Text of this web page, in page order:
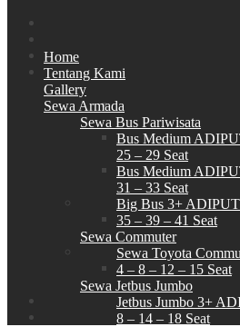
Home
Tentang Kami
Gallery
Sewa Armada
Sewa Bus Pariwisata
Bus Medium
25 – 29 Seat
Bus Medium
31 – 33 Seat
Big Bus 3+
35 – 39 – 41 Seat
Sewa Commuter
Sewa Toyota
4 – 8 – 12 – 15 Seat
Sewa Jetbus Jumbo
Jetbus Jumbo 3+
8 – 14 – 18 Seat